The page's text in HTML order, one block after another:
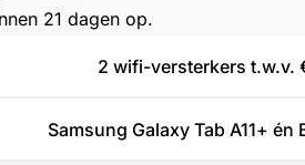
21 dagen op.
2 wifi-versterkers t.w.v.
Samsung Galaxy Tab A11+ én